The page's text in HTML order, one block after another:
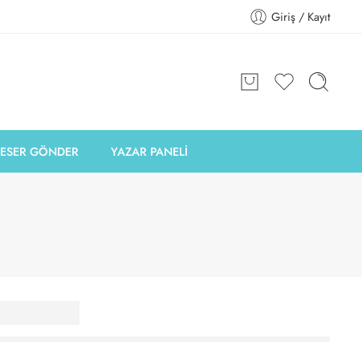
Giriş / Kayıt
ESER GÖNDER YAZAR PANELİ